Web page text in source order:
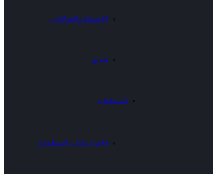
الانشطة والفعاليات
فيديو
المنظمات
قاعدة بيانات المنظمات